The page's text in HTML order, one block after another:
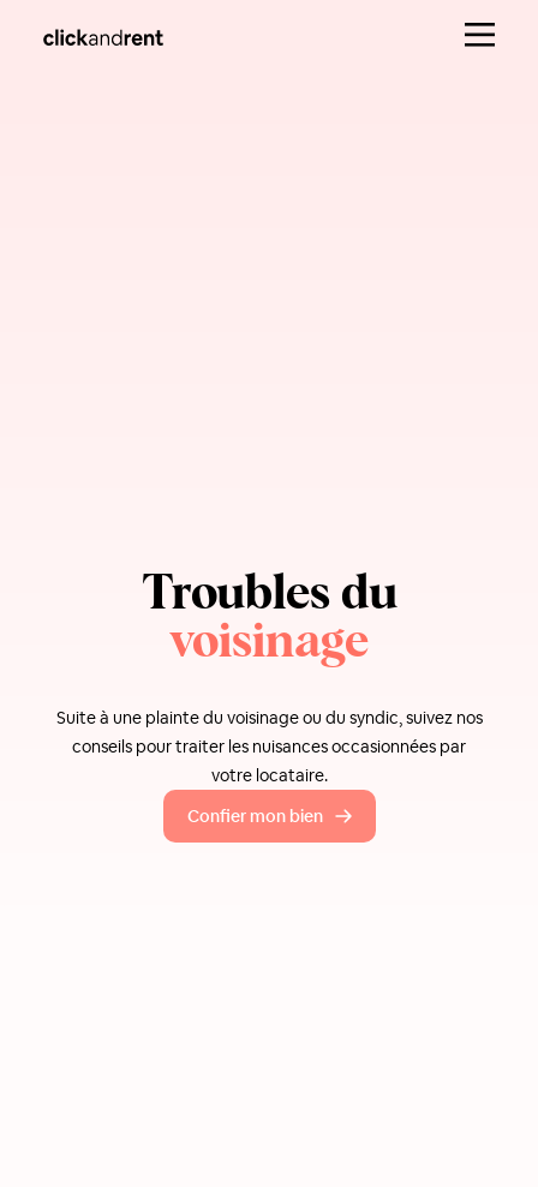
Troubles du
voisinage
Suite à une plainte du voisinage ou du syndic, suivez nos
conseils pour traiter les nuisances occasionnées par
votre locataire.
Confier mon bien